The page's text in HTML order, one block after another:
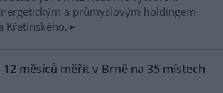
a průmyslovým holdingem
Křetínského.
měsíců měřit v Brně na 35 místech